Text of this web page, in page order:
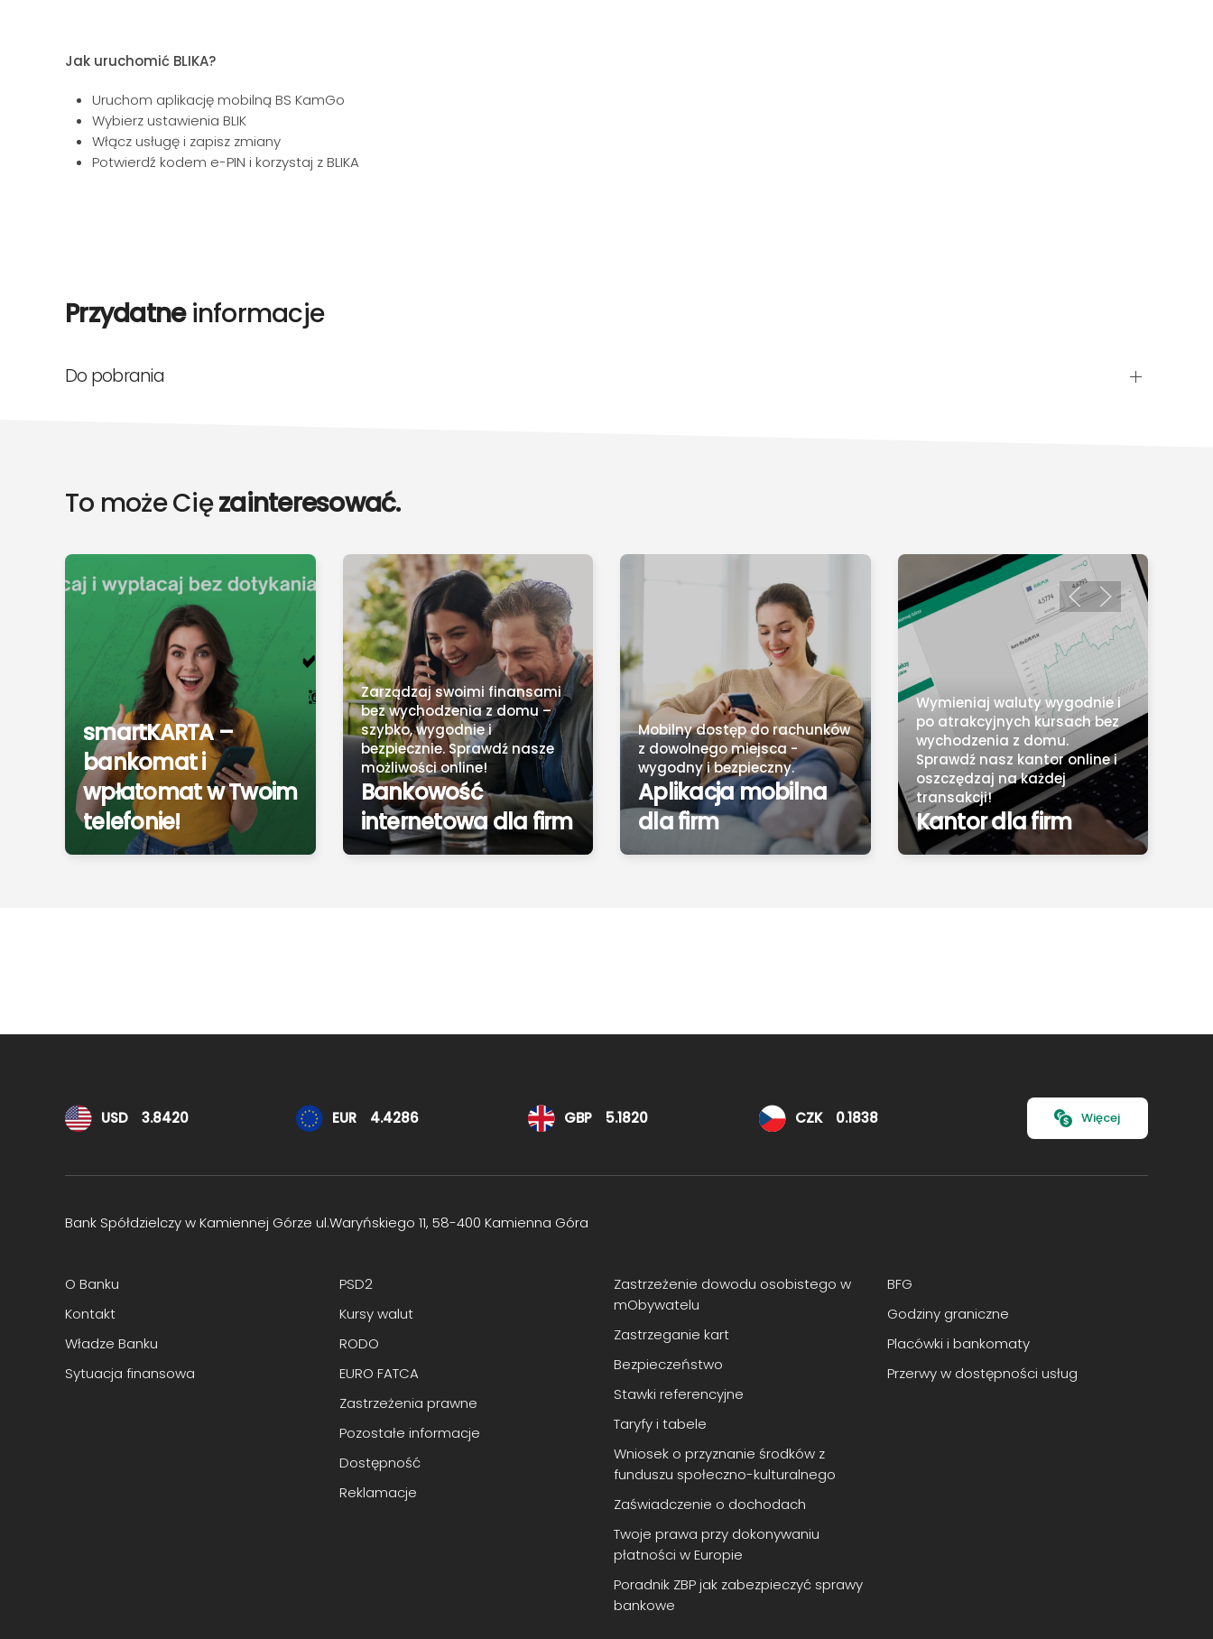
Jak uruchomić BLIKA?
Uruchom aplikację mobilną BS KamGo
Wybierz ustawienia BLIK
Włącz usługę i zapisz zmiany
Potwierdź kodem e-PIN i korzystaj z BLIKA
Przydatneinformacje
Do pobrania
To może Cięzainteresować.
smartKARTA –
bankomat i
wpłatomat w Twoim
telefonie!
Zarządzaj swoimi finansami
bez wychodzenia z domu –
szybko, wygodnie i
bezpiecznie. Sprawdź nasze
możliwości online!
Bankowość
internetowa dla firm
Mobilny dostęp do rachunków
z dowolnego miejsca -
wygodny i bezpieczny.
Aplikacja mobilna
dla firm
Wymieniaj waluty wygodnie i
po atrakcyjnych kursach bez
wychodzenia z domu.
Sprawdź nasz kantor online i
oszczędzaj na każdej
transakcji!
Kantor dla firm
Kursy walut
USD 3.8420 EUR 4.4286 GBP 5.1820 CZK 0.1838 Więcej
Bank Spółdzielczy w Kamiennej Górze ul.Waryńskiego 11, 58-400 Kamienna Góra
O Banku
Kontakt
Władze Banku
Sytuacja finansowa
PSD2
Kursy walut
RODO
EURO FATCA
Zastrzeżenia prawne
Pozostałe informacje
Dostępność
Reklamacje
Zastrzeżenie dowodu osobistego w
mObywatelu
Zastrzeganie kart
Bezpieczeństwo
Stawki referencyjne
Taryfy i tabele
Wniosek o przyznanie środków z
funduszu społeczno-kulturalnego
Zaświadczenie o dochodach
Twoje prawa przy dokonywaniu
płatności w Europie
Poradnik ZBP jak zabezpieczyć sprawy
bankowe
BFG
Godziny graniczne
Placówki i bankomaty
Przerwy w dostępności usług